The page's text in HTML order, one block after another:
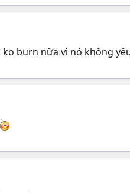
burn nữa vì nó không